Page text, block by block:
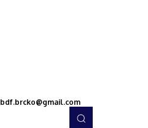
bdf.brcko@gmail.com